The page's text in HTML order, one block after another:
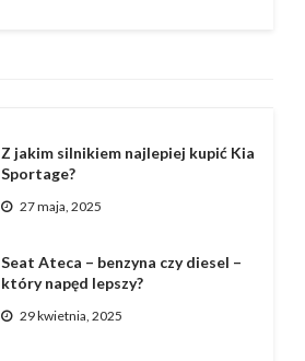
Z jakim silnikiem najlepiej kupić Kia
Sportage?
27 maja, 2025
Seat Ateca – benzyna czy diesel –
który napęd lepszy?
29 kwietnia, 2025